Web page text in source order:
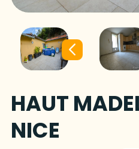
HAUT
NICE